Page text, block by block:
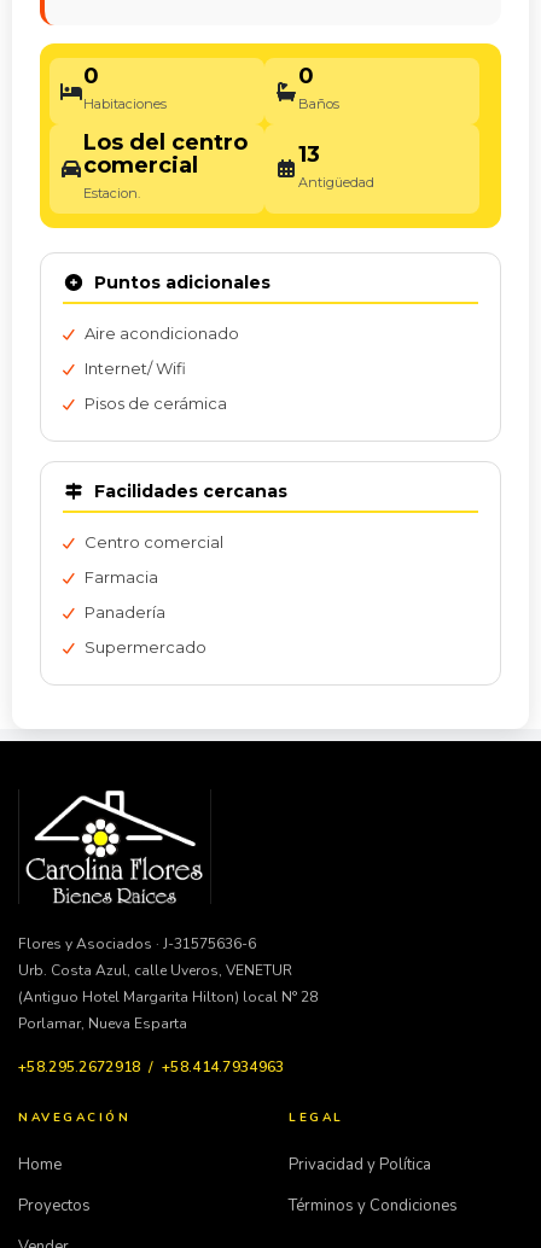
0
Habitaciones
0
Baños
Los del centro
comercial
Estacion.
13
Antigüedad
Puntos adicionales
Aire acondicionado
Internet/ Wifi
Pisos de cerámica
Facilidades cercanas
Centro comercial
Farmacia
Panadería
Supermercado
Flores y Asociados · J-31575636-6
Urb. Costa Azul, calle Uveros, VENETUR
(Antiguo Hotel Margarita Hilton) local N° 28
Porlamar, Nueva Esparta
+58.295.2672918 / +58.414.7934963
NAVEGACIÓN
Home
Proyectos
LEGAL
Privacidad y Política
Términos y Condiciones